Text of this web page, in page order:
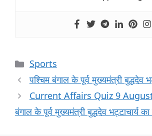
Sports
पश्चिम बंगाल के पूर्व मुख्यमंत्री बुद्धदेव
Current Affairs Quiz 9 August
बंगाल के पूर्व मुख्यमंत्री बुद्धदेव भट्टाचार्य